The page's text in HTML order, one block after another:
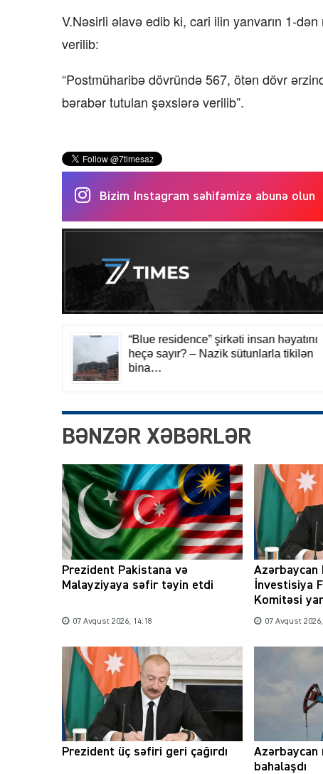
V.Nəsirli əlavə edib ki, cari ilin yanvarın 1-
verilib:
“Postmüharibə dövründə 567, ötən dövr
bərabər tutulan şəxslərə verilib”.
Bizim Instagram səhifəmizə abunə olun
BƏNZƏR XƏBƏRLƏR
Prezident Pakistana və
Malayziyaya səfir təyin etdi
07 Avqust 2026, 14:18
Azərbaycan
İnvestisiya
Komitəsi
07 Avqust
Prezident üç səfiri geri çağırdı
Azərbaycan
bahalaşdı